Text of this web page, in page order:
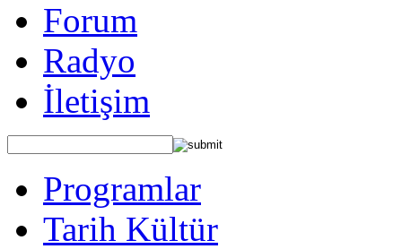
Forum
Radyo
İletişim
Programlar
Tarih Kültür